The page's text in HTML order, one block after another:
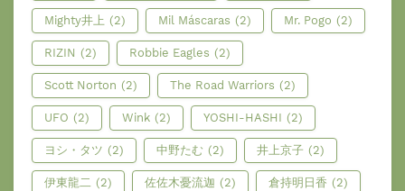
Mighty井上 (2) Mil Máscaras (2) Mr. Pogo (2)
RIZIN (2) Robbie Eagles (2)
Scott Norton (2) The Road Warriors (2)
UFO (2) Wink (2) YOSHI-HASHI (2)
ヨシ・タツ (2) 中野たむ (2) 井上京子 (2)
伊東龍二 (2) 佐佐木憂流迦 (2) 倉持明日香 (2)